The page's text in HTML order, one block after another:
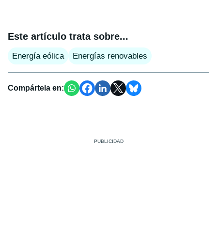
Este artículo trata sobre...
Energía eólica Energías renovables
Compártela en: